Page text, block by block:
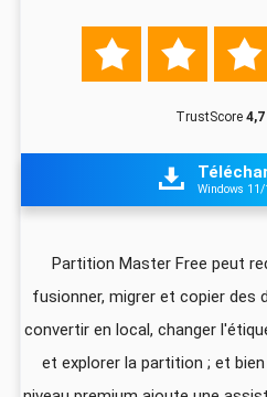
  
TrustScore 4,7
 Windows
Partition Master Free peut
fusionner, migrer et copier des
convertir en local, changer
et explorer la partition ; et